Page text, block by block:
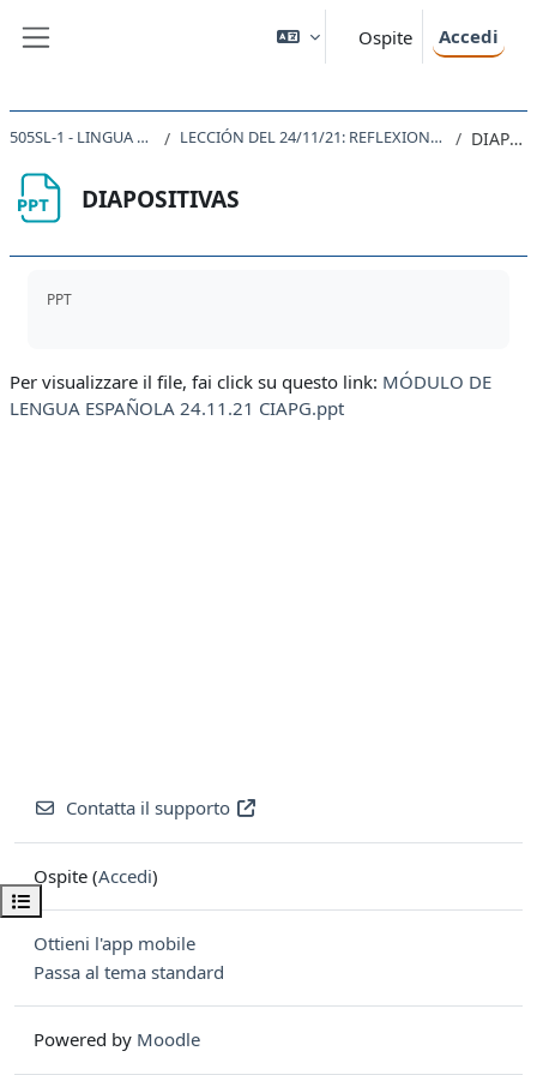
Ospite Accedi
Apri indice del corso
505SL-1 - LINGUA SPAGNOLA 1 2021 LECCIÓN DEL 24/11/21: REFLEXIONES SOBRE EL MODELO DE LENGUA DIAPOSITIVAS
DIAPOSITIVAS
PPT
Per visualizzare il file, fai click su questo link: MÓDULO DE
LENGUA ESPAÑOLA 24.11.21 CIAPG.ppt
Contatta il supporto
Ospite (Accedi)
Ottieni l'app mobile
Passa al tema standard
Powered by Moodle